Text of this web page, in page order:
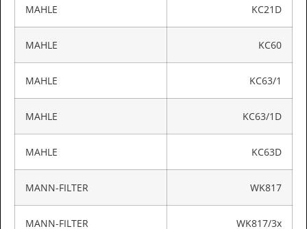
MAHLE KC21D
MAHLE KC60
MAHLE KC63/1
MAHLE KC63/1D
MAHLE KC63D
MANN-FILTER WK817
MANN-FILTER WK817/3x